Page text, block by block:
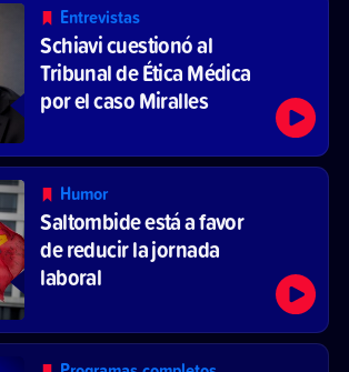
Entrevistas
Schiavi cuestionó al
Tribunal de Ética Médica
por el caso Miralles
Humor
Saltombide está a favor
de reducir la jornada
laboral